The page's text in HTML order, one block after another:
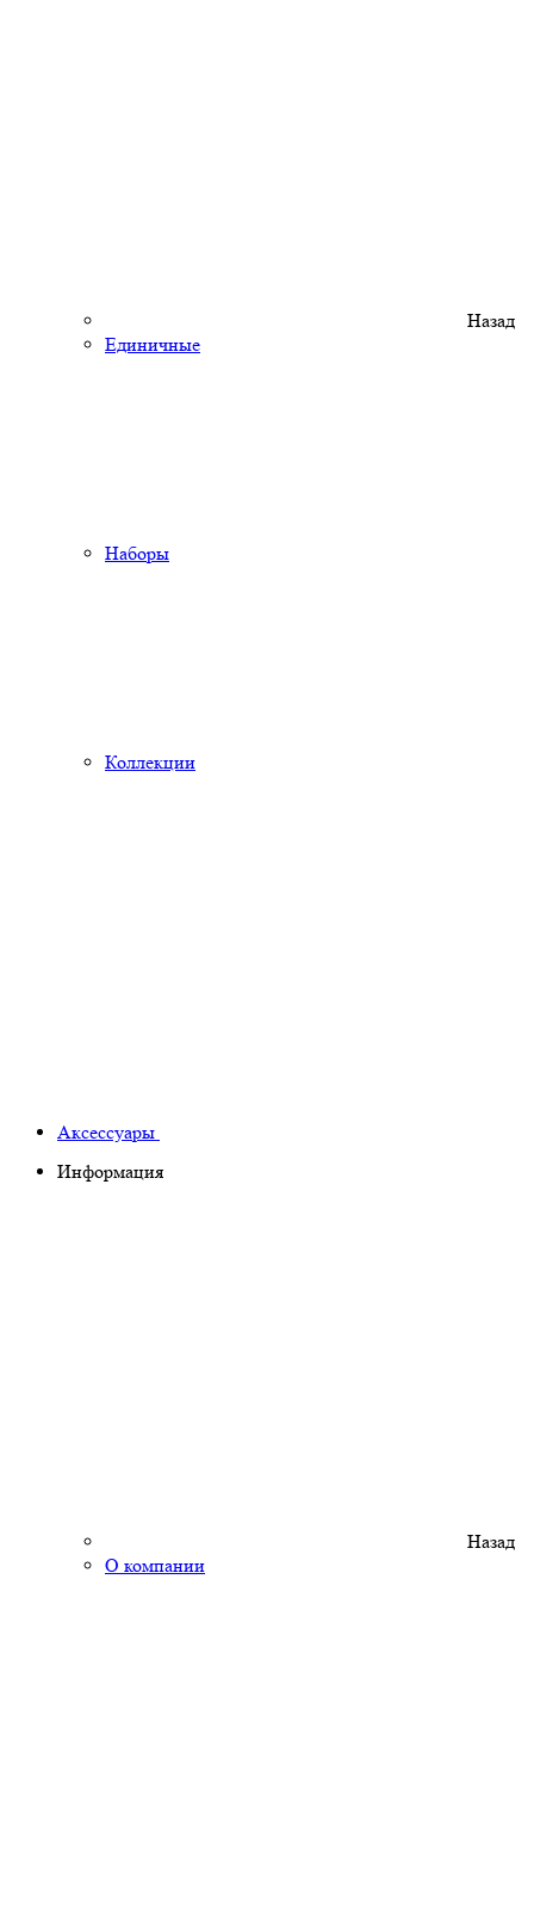
Назад
Единичные
Наборы
Коллекции
Аксессуары
Информация
Назад
О компании